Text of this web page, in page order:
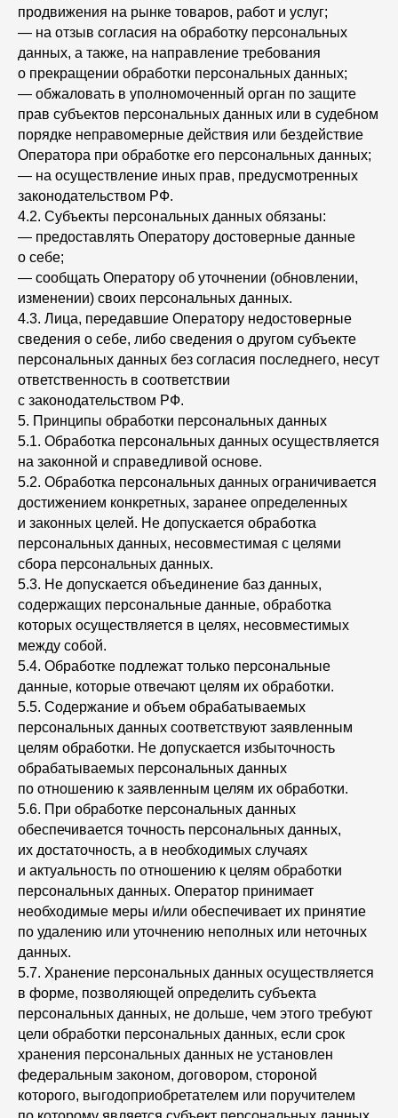
продвижения на рынке товаров, работ и услуг;
— на отзыв согласия на обработку персональных
данных, а также, на направление требования
о прекращении обработки персональных данных;
— обжаловать в уполномоченный орган по защите
прав субъектов персональных данных или в судебном
порядке неправомерные действия или бездействие
Оператора при обработке его персональных данных;
— на осуществление иных прав, предусмотренных
законодательством РФ.
4.2. Субъекты персональных данных обязаны:
— предоставлять Оператору достоверные данные
о себе;
— сообщать Оператору об уточнении (обновлении,
изменении) своих персональных данных.
4.3. Лица, передавшие Оператору недостоверные
сведения о себе, либо сведения о другом субъекте
персональных данных без согласия последнего, несут
ответственность в соответствии
с законодательством РФ.
5. Принципы обработки персональных данных
5.1. Обработка персональных данных осуществляется
на законной и справедливой основе.
5.2. Обработка персональных данных ограничивается
достижением конкретных, заранее определенных
и законных целей. Не допускается обработка
персональных данных, несовместимая с целями
сбора персональных данных.
5.3. Не допускается объединение баз данных,
содержащих персональные данные, обработка
которых осуществляется в целях, несовместимых
между собой.
5.4. Обработке подлежат только персональные
данные, которые отвечают целям их обработки.
5.5. Содержание и объем обрабатываемых
персональных данных соответствуют заявленным
целям обработки. Не допускается избыточность
обрабатываемых персональных данных
по отношению к заявленным целям их обработки.
5.6. При обработке персональных данных
обеспечивается точность персональных данных,
их достаточность, а в необходимых случаях
и актуальность по отношению к целям обработки
персональных данных. Оператор принимает
необходимые меры и/или обеспечивает их принятие
по удалению или уточнению неполных или неточных
данных.
5.7. Хранение персональных данных осуществляется
в форме, позволяющей определить субъекта
персональных данных, не дольше, чем этого требуют
цели обработки персональных данных, если срок
хранения персональных данных не установлен
федеральным законом, договором, стороной
которого, выгодоприобретателем или поручителем